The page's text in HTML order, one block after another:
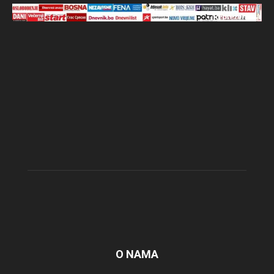
O NAMA